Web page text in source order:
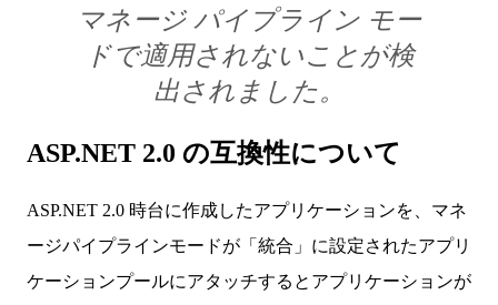
マネージ パイプライン モー
ドで適用されないことが検
出されました。
ASP.NET 2.0 の互換性について
ASP.NET 2.0 時台に作成したアプリケーションを、マネ
ージパイプラインモードが「統合」に設定されたアプリ
ケーションプールにアタッチするとアプリケーションが